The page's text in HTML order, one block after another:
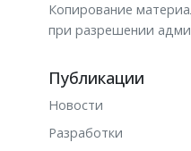
Копирование
при разрешении
Публикации
Новости
Разработки